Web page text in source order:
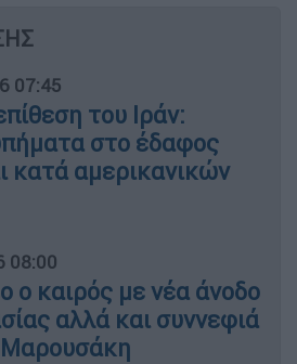
07:45
του Ιράν:
στο έδαφος
κατά αμερικανικών
08:00
ο καιρός με νέα άνοδο
αλλά και συννεφιά